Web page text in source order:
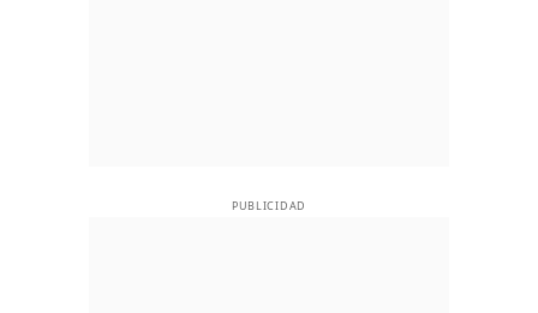
PUBLICIDAD